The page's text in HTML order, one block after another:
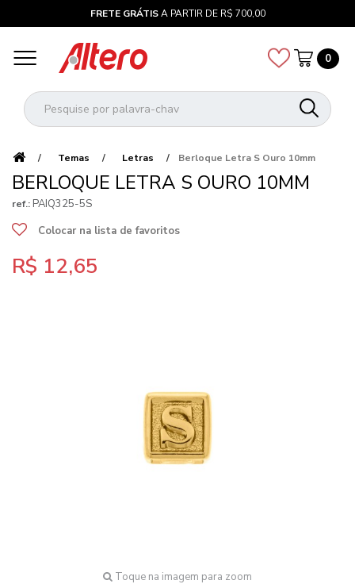
FRETE GRÁTISA PARTIR DE R$ 700,00
0
Temas Letras Berloque Letra S Ouro 10mm
BERLOQUE LETRA S OURO 10MM
ref.: PAIQ325-5S
Colocar na lista de favoritos
R$ 12,65
Toque na imagem para zoom